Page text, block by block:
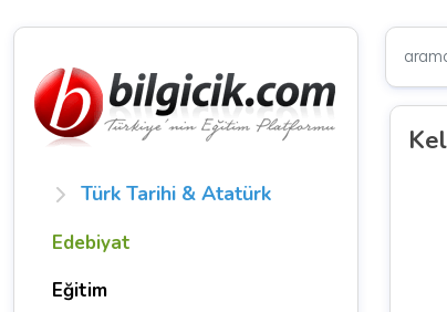
Türk Tarihi & Atatürk
Edebiyat
Eğitim